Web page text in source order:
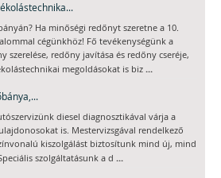
Ha minőségi redőnyt szeretne a 10.
cégünkhöz! Fő tevékenységünk a
szerelése, redőny javítása és redőny cseréje,
megoldásokat is biz ...
diesel diagnosztikával várja a
is. Mestervizsgával rendelkező
kiszolgálást biztosítunk mind új, mind
szolgáltatásunk a d ...